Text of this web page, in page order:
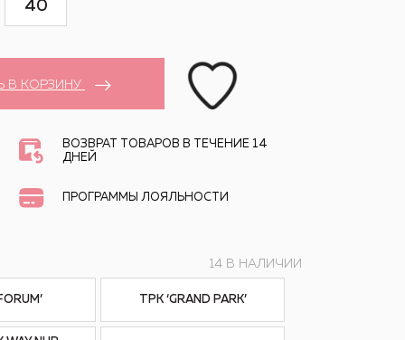
40
В КОРЗИНУ
ВОЗВРАТ ТОВАРОВ В ТЕЧЕНИЕ 14
ДНЕЙ
ПРОГРАММЫ ЛОЯЛЬНОСТИ
14 В НАЛИЧИИ
ТРК ‘GRAND PARK’